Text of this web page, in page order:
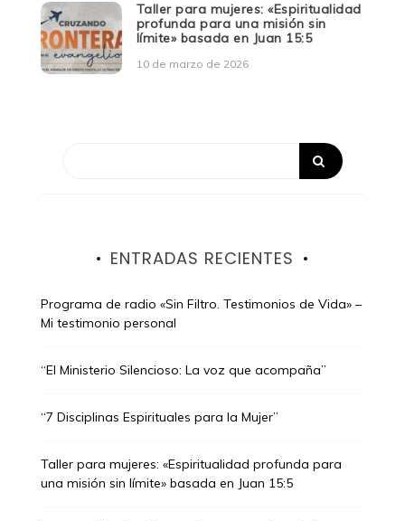
Taller para mujeres: «Espiritualidad
profunda para una misión sin
límite» basada en Juan 15:5
10 de marzo de 2026
ENTRADAS RECIENTES
Programa de radio «Sin Filtro. Testimonios de Vida» –
Mi testimonio personal
“El Ministerio Silencioso: La voz que acompaña”
“7 Disciplinas Espirituales para la Mujer”
Taller para mujeres: «Espiritualidad profunda para
una misión sin límite» basada en Juan 15:5